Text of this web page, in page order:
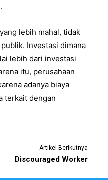
lebih mahal, tidak
Investasi dimana
lebih dari investasi
itu, perusahaan
adanya biaya
terkait dengan
Artikel Berikutnya
Discouraged Worker